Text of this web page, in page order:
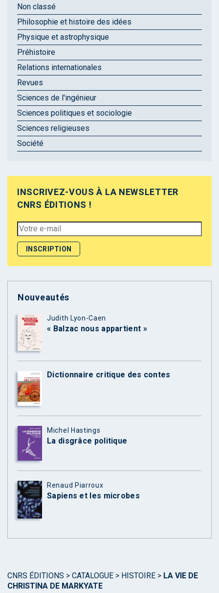
Non classé
Philosophie et histoire des idées
Physique et astrophysique
Préhistoire
Relations internationales
Revues
Sciences de l'ingénieur
Sciences politiques et sociologie
Sciences religieuses
Société
INSCRIVEZ-VOUS À LA NEWSLETTER
CNRS ÉDITIONS !
Nouveautés
Judith Lyon-Caen
« Balzac nous appartient »
Dictionnaire critique des contes
Michel Hastings
La disgrâce politique
Renaud Piarroux
Sapiens et les microbes
CNRS ÉDITIONS > CATALOGUE > HISTOIRE > LA VIE DE
CHRISTINA DE MARKYATE